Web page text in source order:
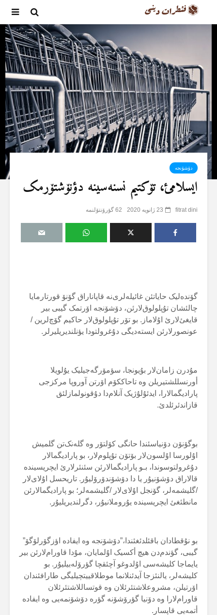
دۆشۆنجە
ایسلامئ، تۆکتیم نسنەسینە دؤنۆشتۆرمک
fitrat dini 23 ژانویه 2020 62 گؤرۆنتۆلنمە
گۆندەلیک حایاتئن غائیلەلری‌نە قاپاناراق گۆنۆ قورتارمایا
چالئشان تۇپلولوق‌لارئن، دۆشۆنجە اۆرتمک گیبی بیر
قایغئ‌لارئ اۇلاماز. بو تۆر تۇپلولوق‌لار حاکیم گۆچ‌لرین /
عونصورلارئن ایستەدیگی دۇغرولتودا یؤنلندیریلیرلر.
مۇدرن زامان‌لار بۇیونجا، سؤمۆرگەجیلیک یۇلویلا
أورنسللشتیریلن وە تاحاککۆم اۆرتن آوروپا مرکزجی
پارادیگمالارا، ایدئۇلۇژیک آنلام‌دا دۇقونولمازلئق
قازاندئرئلدئ.
بوگۆنۆن دۆنیاسئندا حانگی کۆلتۆر وە گلەنک‌تن گلمیش
اۇلورسا اۇلسون‌لار بۆتۆن تۇپلوم‌لار، بو پارادیگمالار
دۇغرولتوسوندا، بـو پارادیگمالارئن سئنئرلارئ ایچریسیندە
قالاراق دۆشۆنیۇر یا دا دۆشۆندۆرۆلیۇر. تاریحسل اۇلای‌لار
/گلیشمەلر، گۆنجل اۇلای‌لار /گلیشمەلر؛ بو پارادیگمالارئن
مانطئغئ ایچریسیندە یۇروملانیۇر، دگرلندیریلیۇر.
بو نۇقطادان باقئلدئغئندا،”دۆشۆنجە وە ایفادە اؤزگۆرلۆگۆ”
گیبی، گؤندم‌دن هیچ أکسیک اۇلمایان، مۇدا قاورام‌لارئن بیر
یایماجا کلیشەسی اۇلدوغو آچئقچا گؤرۆلەبیلیۇر. بو
کلیشەلر، یالنئزجا آیدئنلانما موطلاقییتچیلیگی طارافئندان
اۆرتیلن، مشروعلاشتئرئلان وە قوتساللاشتئرئلان
قاورام‌لارا وە دۆنیا گؤرۆشۆنە گؤرە دۆشۆنمەیی وە ایفادە
أتمەیی قاپسار.